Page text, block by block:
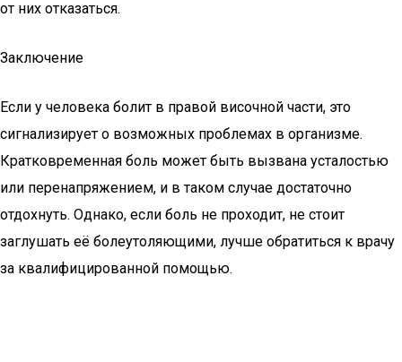
от них отказаться.
Заключение
Если у человека болит в правой височной части, это
сигнализирует о возможных проблемах в организме.
Кратковременная боль может быть вызвана усталостью
или перенапряжением, и в таком случае достаточно
отдохнуть. Однако, если боль не проходит, не стоит
заглушать её болеутоляющими, лучше обратиться к врачу
за квалифицированной помощью.